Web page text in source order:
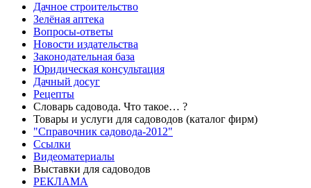
Дачное строительство
Зелёная аптека
Вопросы-ответы
Новости издательства
Законодательная база
Юридическая консультация
Дачный досуг
Рецепты
Словарь садовода. Что такое… ?
Товары и услуги для садоводов (каталог фирм)
"Справочник садовода-2012"
Ссылки
Видеоматериалы
Выставки для садоводов
РЕКЛАМА